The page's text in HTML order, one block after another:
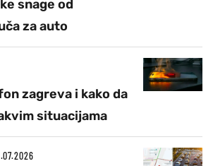
snage od
za auto
zagreva i kako da
situacijama